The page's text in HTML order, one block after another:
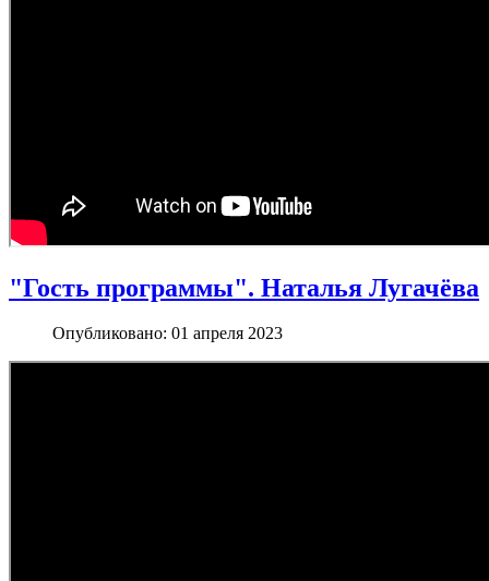
"Гость программы". Наталья Лугачёва
Опубликовано: 01 апреля 2023